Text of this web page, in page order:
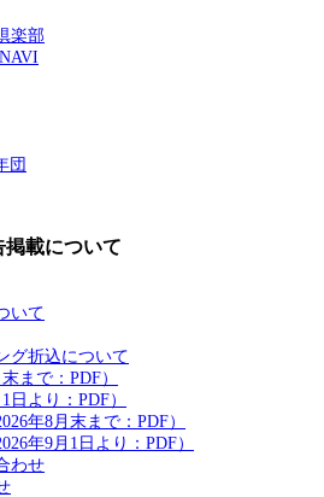
楽部
団
掲載について
いて
グ折込について
まで：PDF）
日より：PDF）
年8月末まで：PDF）
年9月1日より：PDF）
わせ